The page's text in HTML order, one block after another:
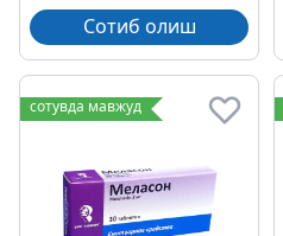
Сотиб олиш
сотувда мавжуд